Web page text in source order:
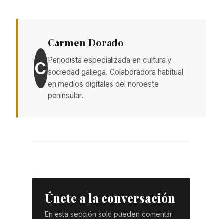
C
Carmen Dorado
Periodista especializada en cultura y
sociedad gallega. Colaboradora habitual
en medios digitales del noroeste
peninsular.
Únete a la conversación
En esta sección solo pueden comentar